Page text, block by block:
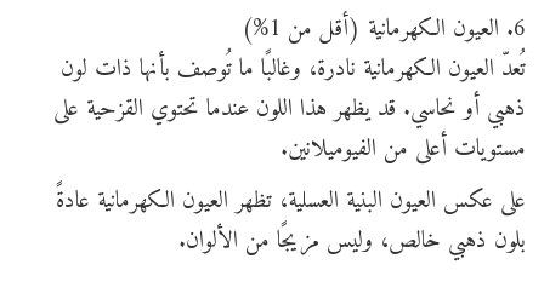
6. العيون الكهرمانية (أقل من 1%)
تُعدّ العيون الكهرمانية نادرة، وغالبًا ما تُوصف بأنها ذات لون
ذهبي أو نحاسي. قد يظهر هذا اللون عندما تحتوي القزحية على
مستويات أعلى من الفيوميلانين.
على عكس العيون البنية العسلية، تظهر العيون الكهرمانية عادةً
بلون ذهبي خالص، وليس مزيجًا من الألوان.